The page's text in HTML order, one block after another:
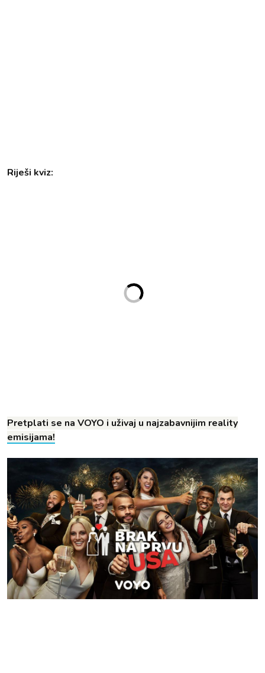
Riješi kviz:
Pretplati se na VOYO i uživaj u najzabavnijim reality
emisijama!